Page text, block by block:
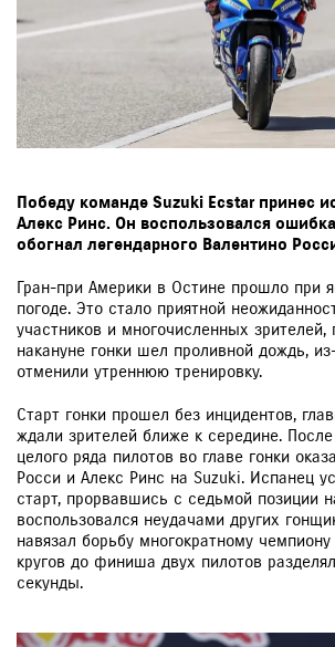
Победу команде Suzuki Ecstar принес
Алекс Ринс. Он воспользовался
обогнал легендарного Валентино
Гран-при Америки в Остине прошло при
погоде. Это стало приятной
участников и многочисленных зрителей,
накануне гонки шел проливной дождь,
отменили утреннюю тренировку.
Старт гонки прошел без инцидентов,
ждали зрителей ближе к середине.
целого ряда пилотов во главе гонки
Росси и Алекс Ринс на Suzuki. Испанец
старт, прорвавшись с седьмой позиции
воспользовался неудачами других
навязал борьбу многократному
кругов до финиша двух пилотов
секунды.